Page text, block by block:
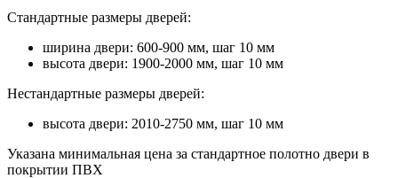
Стандартные размеры дверей:
ширина двери: 600-900 мм, шаг 10 мм
высота двери: 1900-2000 мм, шаг 10 мм
Нестандартные размеры дверей:
высота двери: 2010-2750 мм, шаг 10 мм
Указана минимальная цена за стандартное полотно двери в
покрытии ПВХ